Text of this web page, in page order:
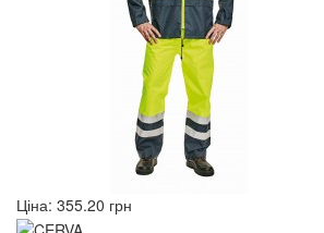
Ціна: 355.20 грн